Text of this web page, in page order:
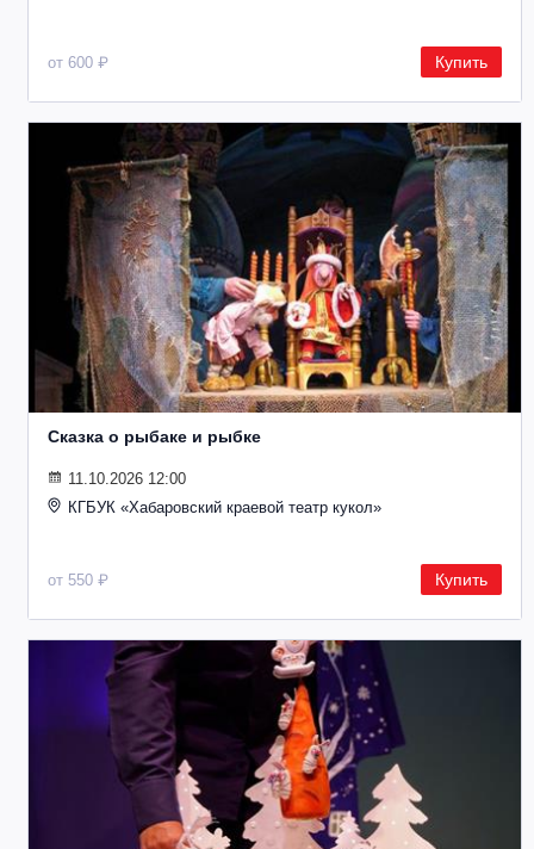
от 600 ₽ Купить
Сказка о рыбаке и рыбке
11.10.2026 12:00
КГБУК «Хабаровский краевой театр кукол»
от 550 ₽ Купить